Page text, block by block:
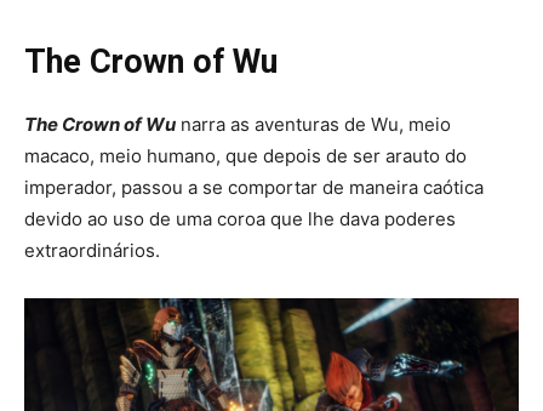
The Crown of Wu
The Crown of Wu narra as aventuras de Wu, meio
macaco, meio humano, que depois de ser arauto do
imperador, passou a se comportar de maneira caótica
devido ao uso de uma coroa que lhe dava poderes
extraordinários.